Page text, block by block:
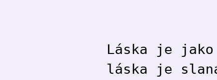
Láska je
láska je